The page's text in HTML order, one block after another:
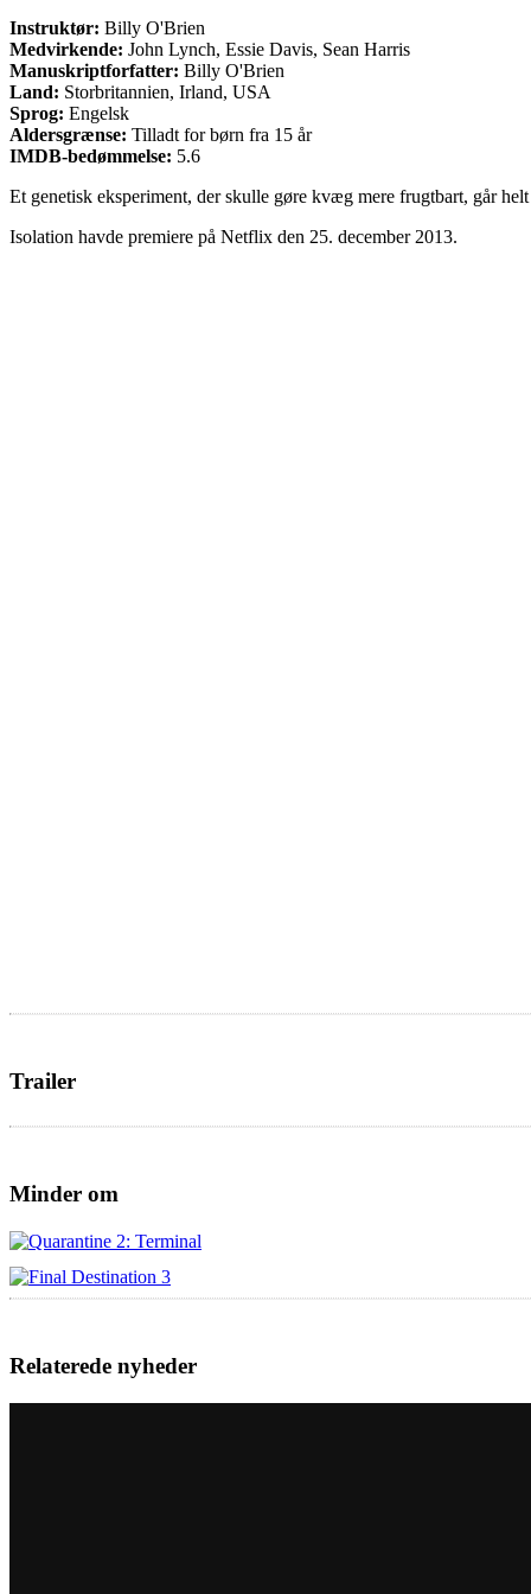
Instruktør: Billy O'Brien
Medvirkende: John Lynch, Essie Davis, Sean Harris
Manuskriptforfatter: Billy O'Brien
Land: Storbritannien, Irland, USA
Sprog: Engelsk
Aldersgrænse: Tilladt for børn fra 15 år
IMDB-bedømmelse: 5.6
Et genetisk eksperiment, der skulle gøre kvæg mere frugtbart, går
Isolation havde premiere på Netflix den 25. december 2013.
Trailer
Minder om
Relaterede nyheder